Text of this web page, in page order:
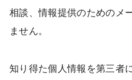
相談、情報提供のためのメ
ません。
知り得た個人情報を第三者